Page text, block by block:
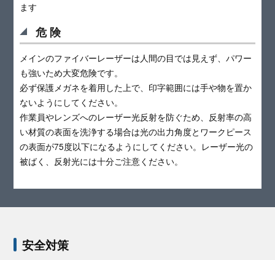
ます
危 険
メインのファイバーレーザーは人間の目では見えず、パワー
も強いため大変危険です。
必ず保護メガネを着用した上で、印字範囲には手や物を置か
ないようにしてください。
作業員やレンズへのレーザー光反射を防ぐため、反射率の高
い材質の表面を洗浄する場合は光の出力角度とワークピース
の表面が75度以下になるようにしてください。レーザー光の
被ばく、反射光には十分ご注意ください。
安全対策